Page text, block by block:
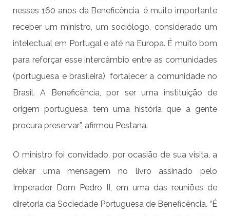
nesses 160 anos da Beneficência, é muito importante
receber um ministro, um sociólogo, considerado um
intelectual em Portugal e até na Europa. É muito bom
para reforçar esse intercâmbio entre as comunidades
(portuguesa e brasileira), fortalecer a comunidade no
Brasil. A Beneficência, por ser uma instituição de
origem portuguesa tem uma história que a gente
procura preservar”, afirmou Pestana.
O ministro foi convidado, por ocasião de sua visita, a
deixar uma mensagem no livro assinado pelo
Imperador Dom Pedro II, em uma das reuniões de
diretoria da Sociedade Portuguesa de Beneficência. “É